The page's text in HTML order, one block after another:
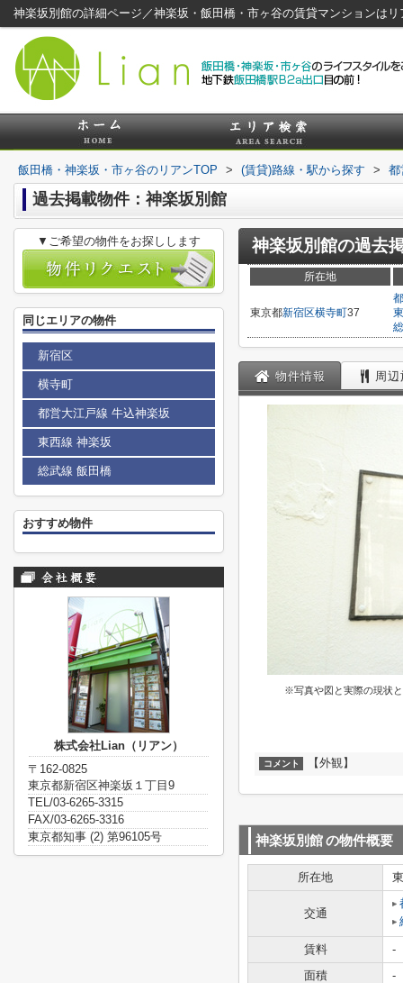
神楽坂別館の詳細ページ／神楽坂・飯田橋・市ヶ谷の賃貸マンションはリ
飯田橋・神楽坂・市ヶ谷のリアンTOP > (賃貸)路線・駅から探す > 都
過去掲載物件：神楽坂別館
神楽坂別館の過去
所在地
東京都新宿区横寺町37
物件情報 周
※写真や図と実際の現状
コメント 【外観】
神楽坂別館の物件概要
所在地
交通
賃料
-
面積
-
▼ご希望の物件をお探しします
同じエリアの物件
新宿区
横寺町
都営大江戸線 牛込神楽坂
東西線 神楽坂
総武線 飯田橋
おすすめ物件
株式会社Lian（リアン）
〒162-0825
東京都新宿区神楽坂１丁目9
TEL/03-6265-3315
FAX/03-6265-3316
東京都知事 (2) 第96105号